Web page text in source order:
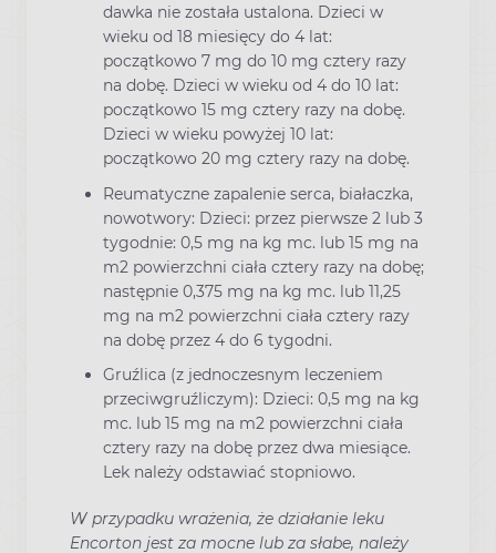
dawka nie została ustalona. Dzieci w
wieku od 18 miesięcy do 4 lat:
początkowo 7 mg do 10 mg cztery razy
na dobę. Dzieci w wieku od 4 do 10 lat:
początkowo 15 mg cztery razy na dobę.
Dzieci w wieku powyżej 10 lat:
początkowo 20 mg cztery razy na dobę.
Reumatyczne zapalenie serca, białaczka,
nowotwory: Dzieci: przez pierwsze 2 lub 3
tygodnie: 0,5 mg na kg mc. lub 15 mg na
m2 powierzchni ciała cztery razy na dobę;
następnie 0,375 mg na kg mc. lub 11,25
mg na m2 powierzchni ciała cztery razy
na dobę przez 4 do 6 tygodni.
Gruźlica (z jednoczesnym leczeniem
przeciwgruźliczym): Dzieci: 0,5 mg na kg
mc. lub 15 mg na m2 powierzchni ciała
cztery razy na dobę przez dwa miesiące.
Lek należy odstawiać stopniowo.
W przypadku wrażenia, że działanie leku
Encorton jest za mocne lub za słabe, należy